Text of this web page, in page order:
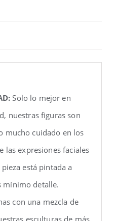
Solo lo mejor en
nuestras figuras son
mucho cuidado en los
las expresiones faciales
está pintada a
mínimo detalle.
con una mezcla de
esculturas de más